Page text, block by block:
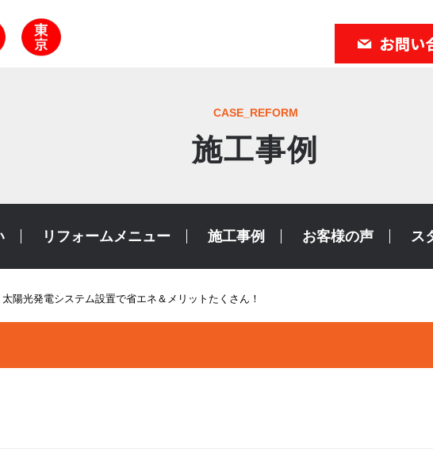
CASE_REFORM
施工事例
リフォームメニュー 施工事例 お客様の声 ス
陽光発電システム設置で省エネ＆メリットたくさん！